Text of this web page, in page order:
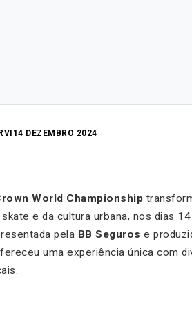
14 DEZEMBRO 2024
World Championship
e da cultura urbana, nos dias
pela BB Seguros e
uma experiência única com